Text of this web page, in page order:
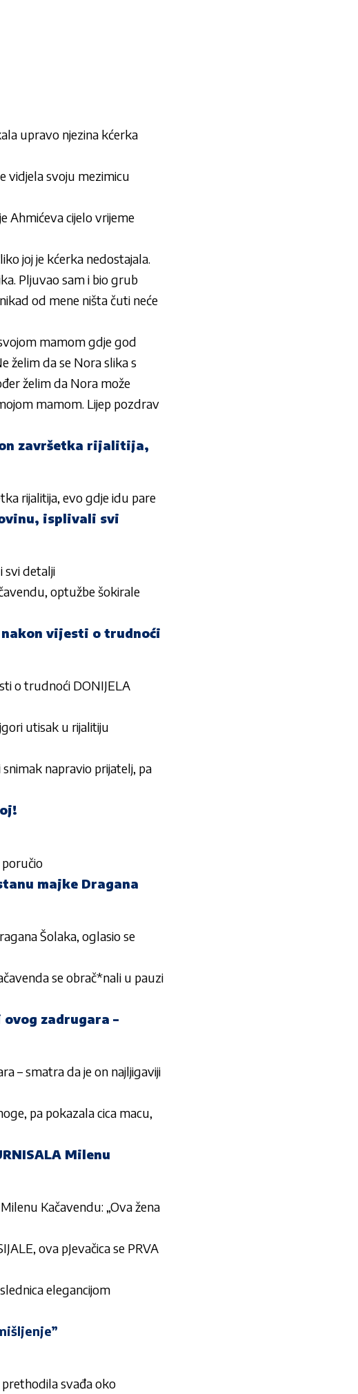
upravo njezina kćerka
vidjela svoju mezimicu
Ahmićevacijelo vrijeme
joj je kćerka nedostajala.
Pljuvao sam i bio grub
od mene ništa čuti neće
mamom gdje god
želim da se Nora slika s
želim da Nora može
mamom. Lijep pozdrav
završetka rijalitija,
rijalitija, evo gdje idu pare
isplivali svi
svi detalji
optužbe šokirale
nakon vijesti o trudnoći
o trudnoći DONIJELA
utisak u rijalitiju
napravio prijatelj, pa
majke Dragana
Šolaka, oglasio se
se obrač*nali u pauzi
zadrugara –
– smatra da je on najljigaviji
pa pokazala cica macu,
Milenu
Kačavendu: „Ova žena
ova pJevačica se PRVA
elegancijom
svađa oko